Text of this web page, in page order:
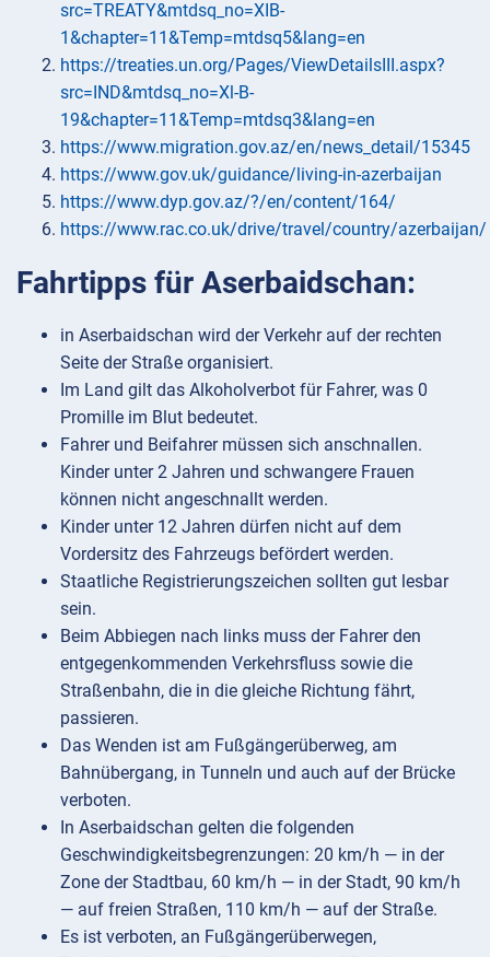
src=TREATY&mtdsq_no=XIB-
1&chapter=11&Temp=mtdsq5&lang=en
https://treaties.un.org/Pages/ViewDetailsIII.aspx?
src=IND&mtdsq_no=Xl-B-
19&chapter=11&Temp=mtdsq3&lang=en
https://www.migration.gov.az/en/news_detail/15345
https://www.gov.uk/guidance/living-in-azerbaijan
https://www.dyp.gov.az/?/en/content/164/
https://www.rac.co.uk/drive/travel/country/azerbaijan/
Fahrtipps für Aserbaidschan:
in Aserbaidschan wird der Verkehr auf der rechten
Seite der Straße organisiert.
Im Land gilt das Alkoholverbot für Fahrer, was 0
Promille im Blut bedeutet.
Fahrer und Beifahrer müssen sich anschnallen.
Kinder unter 2 Jahren und schwangere Frauen
können nicht angeschnallt werden.
Kinder unter 12 Jahren dürfen nicht auf dem
Vordersitz des Fahrzeugs befördert werden.
Staatliche Registrierungszeichen sollten gut lesbar
sein.
Beim Abbiegen nach links muss der Fahrer den
entgegenkommenden Verkehrsfluss sowie die
Straßenbahn, die in die gleiche Richtung fährt,
passieren.
Das Wenden ist am Fußgängerüberweg, am
Bahnübergang, in Tunneln und auch auf der Brücke
verboten.
In Aserbaidschan gelten die folgenden
Geschwindigkeitsbegrenzungen: 20 km/h — in der
Zone der Stadtbau, 60 km/h — in der Stadt, 90 km/h
— auf freien Straßen, 110 km/h — auf der Straße.
Es ist verboten, an Fußgängerüberwegen,